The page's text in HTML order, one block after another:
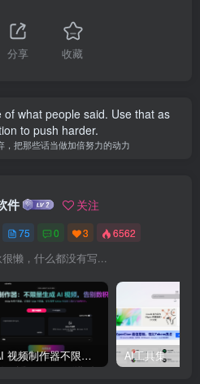
分享 收藏
what people said. Use that as
to push harder.
，把那些话当做加倍努力的动力
件 关注
75 0 3 6562
懒，什么都没有写...
AI 视频制作器不限量生成 AI 视频 AI工具集